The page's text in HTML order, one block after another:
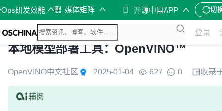
研发效能 媒体矩阵 开源中国APP 切
登录
本地模型部署工具：OpenVINO™
OpenVINO中文社区 2025-01-04 627 0 收录